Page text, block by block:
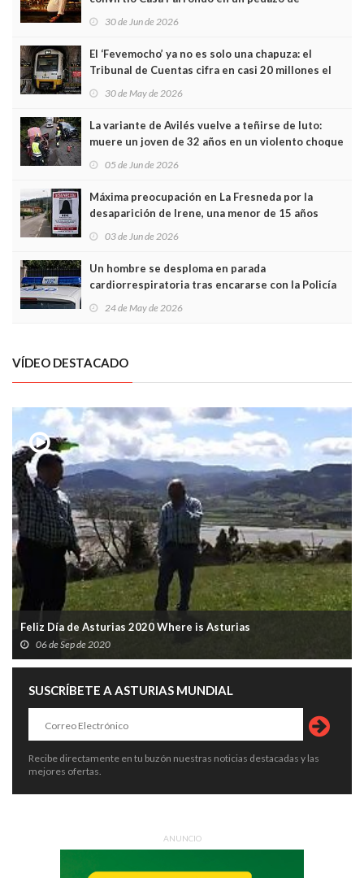
Asturias en Madrid
30 de Jun de 2026
El ‘Fevemocho’ ya no es solo una chapuza: el
Tribunal de Cuentas cifra en casi 20 millones el
sobrecoste de los trenes que no cabían por los
30 de May de 2026
La variante de Avilés vuelve a teñirse de luto:
muere un joven de 32 años en un violento choque
frontal
05 de Jun de 2026
Máxima preocupación en La Fresneda por la
desaparición de Irene, una menor de 15 años
03 de Jun de 2026
Un hombre se desploma en parada
cardiorrespiratoria tras encararse con la Policía
Local en Luanco
24 de May de 2026
VÍDEO DESTACADO
Feliz Día de Asturias 2020 Where is Asturias
06 de Sep de 2020
SUSCRÍBETE A ASTURIAS MUNDIAL
Recibe directamente en tu buzón nuestras noticias destacadas y las
mejores ofertas.
ANUNCIO